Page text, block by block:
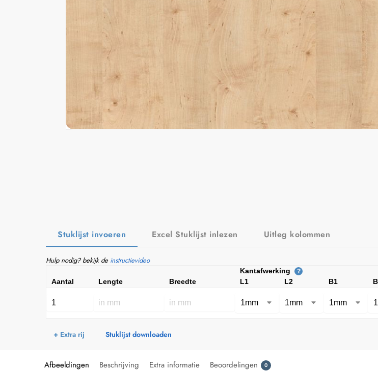
Stuklijst invoeren Excel Stuklijst inlezen Uitleg kolommen
Hulp nodig? bekijk de instructievideo
Kantafwerking ?
Aantal Lengte Breedte L1 L2 B1
+ Extra rij Stuklijst downloaden
Afbeeldingen Beschrijving Extra informatie Beoordelingen 0